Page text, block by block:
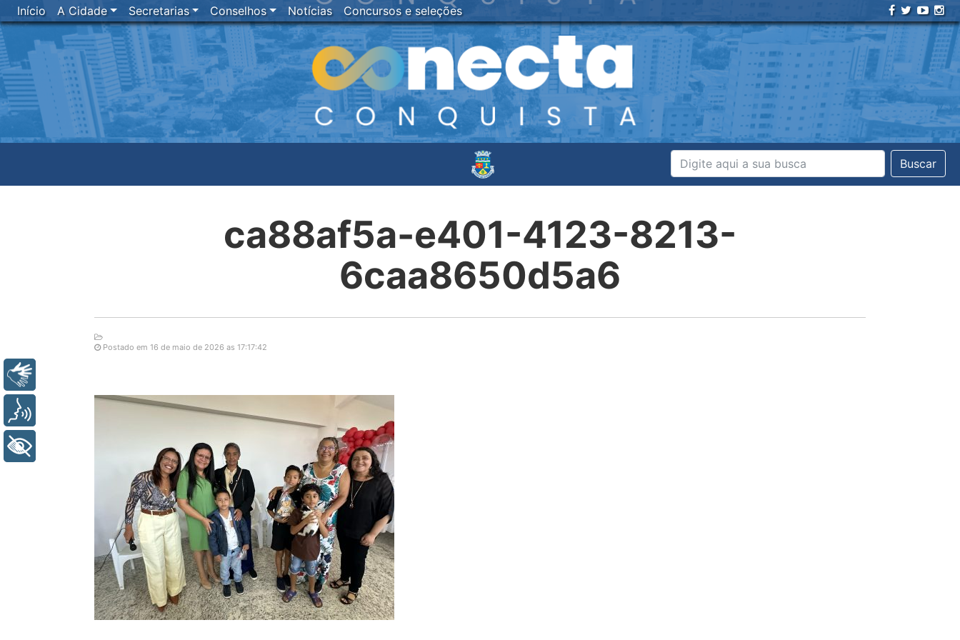
Início A Cidade Secretarias Conselhos Notícias Concursos e seleções
Buscar
ca88af5a-e401-4123-8213-
6caa8650d5a6
Postado em 16 de maio de 2026 as 17:17:42